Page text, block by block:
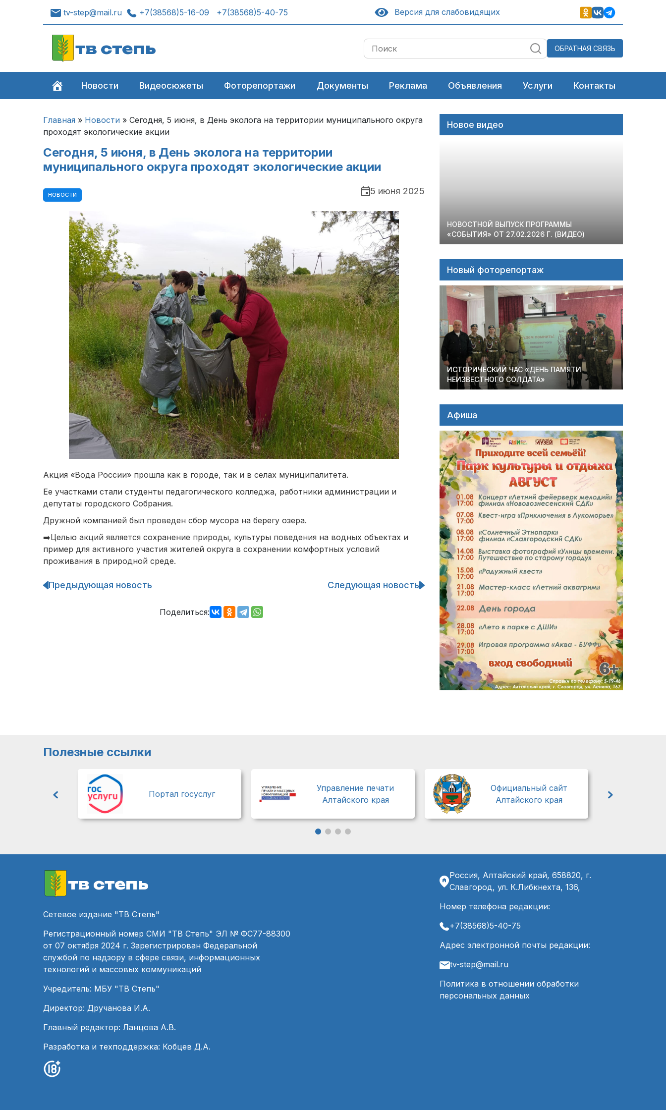
tv-step@mail.ru +7(38568)5-16-09 +7(38568)5-40-75 Версия для слабовидящих
тв степь ОБРАТНАЯ СВЯЗЬ
Новости Видеосюжеты Фоторепортажи Документы Реклама Объявления Услуги Контакты
Главная » Новости » Сегодня, 5 июня, в День эколога на территории муниципального округа
проходят экологические акции
Сегодня, 5 июня, в День эколога на территории
муниципального округа проходят экологические акции
НОВОСТИ 5 июня 2025
Акция «Вода России» прошла как в городе, так и в селах муниципалитета.
Ее участками стали студенты педагогического колледжа, работники администрации и
депутаты городского Собрания.
Дружной компанией был проведен сбор мусора на берегу озера.
➡️Целью акций является сохранение природы, культуры поведения на водных объектах и
пример для активного участия жителей округа в сохранении комфортных условий
проживания в природной среде.
Навигация
Предыдующая новость Следующая новость
Поделиться:
Новое видео
НОВОСТНОЙ ВЫПУСК ПРОГРАММЫ
«СОБЫТИЯ» ОТ 27.02.2026 Г. (ВИДЕО)
Новый фоторепортаж
ИСТОРИЧЕСКИЙ ЧАС «ДЕНЬ ПАМЯТИ
НЕИЗВЕСТНОГО СОЛДАТА»
Афиша
Полезные ссылки
Портал госуслуг
Управление печати
Алтайского края
Официальный сайт
Алтайского края
тв степь
Сетевое издание "ТВ Степь"
Регистрационный номер СМИ "ТВ Степь" ЭЛ № ФС77-88300
от 07 октября 2024 г. Зарегистрирован Федеральной
службой по надзору в сфере связи, информационных
технологий и массовых коммуникаций
Учредитель: МБУ "ТВ Степь"
Директор: Дручанова И.А.
Главный редактор: Ланцова А.В.
Разработка и техподдержка: Кобцев Д.А.
Россия, Алтайский край, 658820, г.
Славгород, ул. К.Либкнехта, 136,
Номер телефона редакции:
+7(38568)5-40-75
Адрес электронной почты редакции:
tv-step@mail.ru
Политика в отношении обработки
персональных данных